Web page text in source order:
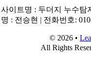
사이트명 : 두더지 누수탐
명 : 전승현 | 전화번호:
© 2026 •
All Rights